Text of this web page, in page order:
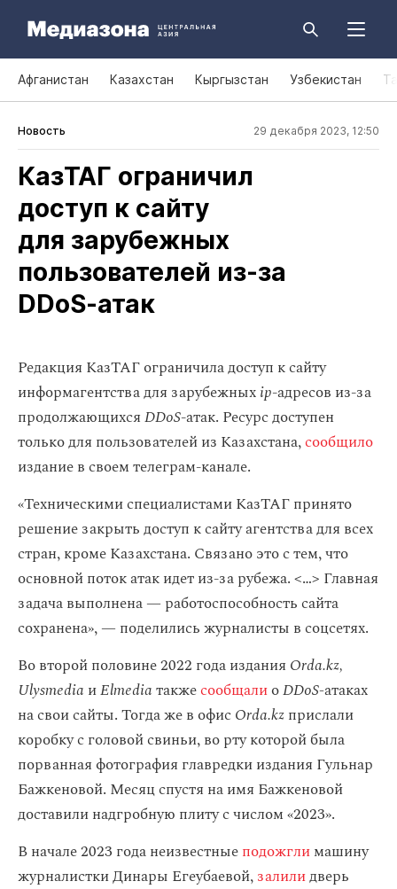
Афганистан Казахстан Кыргызстан Узбекистан
Новость 29 декабря 2023, 12:50
КазТАГ ограничил
доступ к сайту
для зарубежных
пользователей из‑за
DDoS‑атак
Редакция КазТАГ ограничила доступ к сайту
информагентства для зарубежныхip-адресов из-за
продолжающихсяDDoS-атак. Ресурс доступен
только для пользователей из Казахстана,сообщило
издание в своем телеграм-канале.
«Техническими специалистами КазТАГ принято
решение закрыть доступ к сайту агентства для всех
стран, кроме Казахстана. Связано это с тем, что
основной поток атак идет из-за рубежа. < … > Главная
задача выполнена — работоспособность сайта
сохранена», — поделились журналисты в соцсетях.
Во второй половине 2022 года издания Orda.kz,
Ulysmedia иElmediaтакжесообщалиоDDoS-атаках
на свои сайты. Тогда же в офисOrda.kzприслали
коробку с головой свиньи, во рту которой была
порванная фотография главредки издания Гульнар
Бажкеновой. Месяц спустя на имя Бажкеновой
доставили надгробную плиту с числом «2023».
В начале 2023 года неизвестныеподожглимашину
журналистки Динары Егеубаевой,залилидверь